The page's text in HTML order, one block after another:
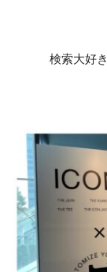
検索大好